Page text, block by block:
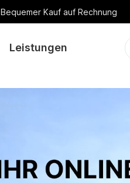
Bequemer Kauf auf Rechnung
Leistungen